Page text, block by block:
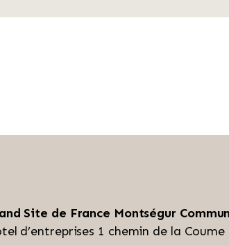
Site de France Montségur
d’entreprises 1 chemin de la